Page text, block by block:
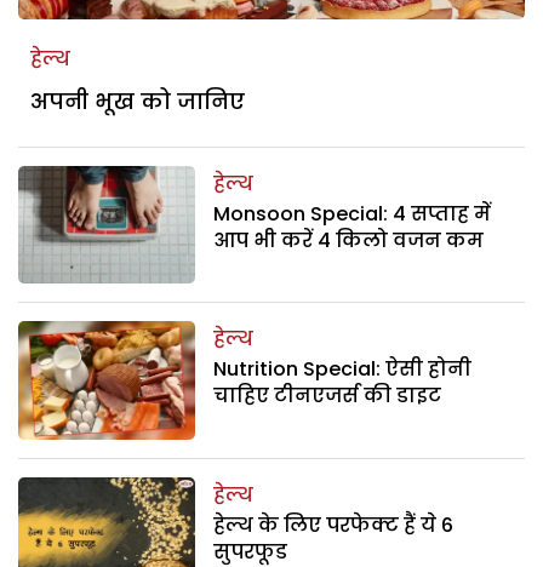
हेल्थ
अपनी भूख को जानिए
हेल्थ
Monsoon Special: 4 सप्ताह में
आप भी करें 4 किलो वजन कम
हेल्थ
Nutrition Special: ऐसी होनी
चाहिए टीनएजर्स की डाइट
हेल्थ
हेल्थ के लिए परफेक्ट हैं ये 6
सुपरफूड